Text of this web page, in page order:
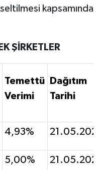
kapsamında
ŞİRKETLER
Temettü
Verimi
Dağıtım
Tarihi
4,93%
5,00%